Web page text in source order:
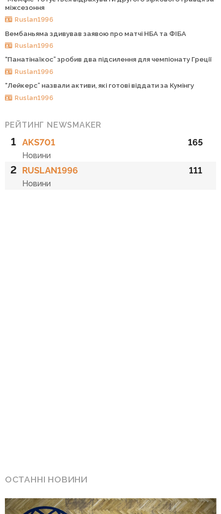
міжсезоння
Ruslan1996
Вембаньяма здивував заявою про матчі НБА та ФІБА
Ruslan1996
“Панатінаїкос” зробив два підсилення для чемпіонату Греції
Ruslan1996
“Лейкерс” назвали активи, які готові віддати за Кумінгу
Ruslan1996
РЕЙТИНГ NEWSMAKER
1 AKS701
Новини
165
2 RUSLAN1996
Новини
111
ОСТАННІ НОВИНИ